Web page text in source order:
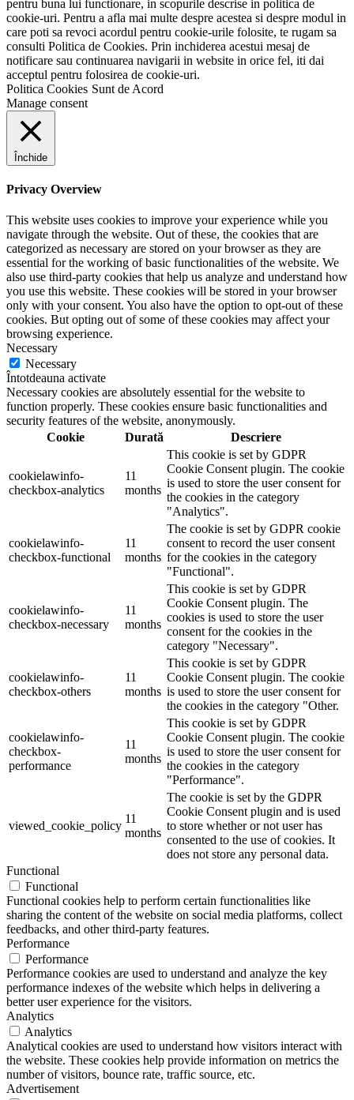
pentru buna lui functionare, in scopurile descrise in politica de
cookie-uri. Pentru a afla mai multe despre acestea si despre modul in
care poti sa revoci acordul pentru cookie-urile folosite, te rugam sa
consulti Politica de Cookies. Prin inchiderea acestui mesaj de
notificare sau continuarea navigarii in website in orice fel, iti dai
acceptul pentru folosirea de cookie-uri.
Politica Cookies Sunt de Acord
Manage consent
Închide
Privacy Overview
This website uses cookies to improve your experience while you
navigate through the website. Out of these, the cookies that are
categorized as necessary are stored on your browser as they are
essential for the working of basic functionalities of the website. We
also use third-party cookies that help us analyze and understand how
you use this website. These cookies will be stored in your browser
only with your consent. You also have the option to opt-out of these
cookies. But opting out of some of these cookies may affect your
browsing experience.
Necessary
Necessary
Întotdeauna activate
Necessary cookies are absolutely essential for the website to
function properly. These cookies ensure basic functionalities and
security features of the website, anonymously.
Cookie
Durată Descriere
cookielawinfo-
checkbox-analytics
11
months
This cookie is set by GDPR
Cookie Consent plugin. The cookie
is used to store the user consent for
the cookies in the category
"Analytics".
cookielawinfo-
checkbox-functional
11
months
The cookie is set by GDPR cookie
consent to record the user consent
for the cookies in the category
"Functional".
cookielawinfo-
checkbox-necessary
11
months
This cookie is set by GDPR
Cookie Consent plugin. The
cookies is used to store the user
consent for the cookies in the
category "Necessary".
cookielawinfo-
checkbox-others
11
months
This cookie is set by GDPR
Cookie Consent plugin. The cookie
is used to store the user consent for
the cookies in the category "Other.
cookielawinfo-
checkbox-
performance
11
months
This cookie is set by GDPR
Cookie Consent plugin. The cookie
is used to store the user consent for
the cookies in the category
"Performance".
viewed_cookie_policy
11
months
The cookie is set by the GDPR
Cookie Consent plugin and is used
to store whether or not user has
consented to the use of cookies. It
does not store any personal data.
Functional
Functional
Functional cookies help to perform certain functionalities like
sharing the content of the website on social media platforms, collect
feedbacks, and other third-party features.
Performance
Performance
Performance cookies are used to understand and analyze the key
performance indexes of the website which helps in delivering a
better user experience for the visitors.
Analytics
Analytics
Analytical cookies are used to understand how visitors interact with
the website. These cookies help provide information on metrics the
number of visitors, bounce rate, traffic source, etc.
Advertisement